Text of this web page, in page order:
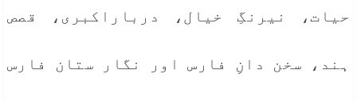
حیات، نیرنگِ خیال، درباراکبری، قصص
ہند، سخن دانِ فارس اور نگار ستان فارس